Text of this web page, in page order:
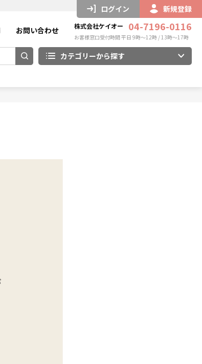
ログイン 新規登録
お問い合わせ 株式会社ケイオー 04-7196-0116
お客様窓口受付時間 平日 9時～12時 / 13時～17時
カテゴリーから探す